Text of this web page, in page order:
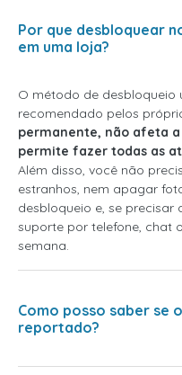
Por que desbloquear
em uma loja?
O método de desbloqueio
recomendado pelos
permanente, não afeta
permite fazer todas as
Além disso, você não
estranhos, nem apagar
desbloqueio e, se
suporte por telefone, chat
semana.
Como posso saber se
reportado?